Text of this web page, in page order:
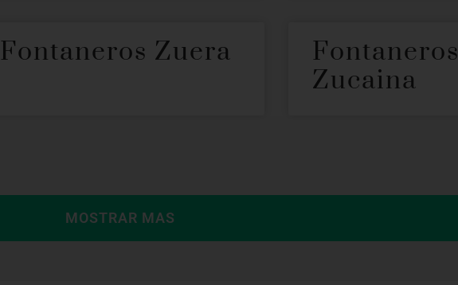
Fontaneros Zuera
Fontaneros
Zucaina
MOSTRAR MAS